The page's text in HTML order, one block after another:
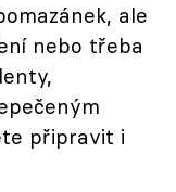
ale
nebo třeba
připravit i